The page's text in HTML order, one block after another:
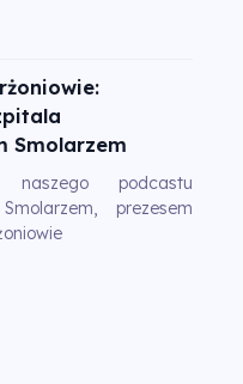
Smolarzem
podcastu
prezesem